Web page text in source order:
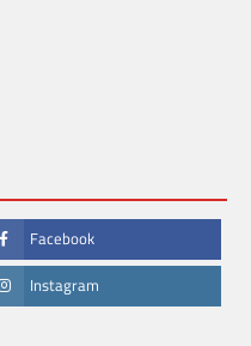
Facebook
Instagram